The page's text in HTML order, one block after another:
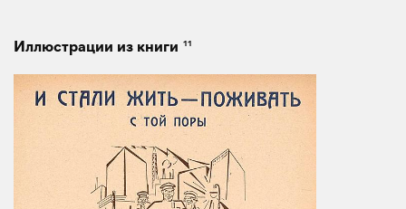
Иллюстрации из книги 11